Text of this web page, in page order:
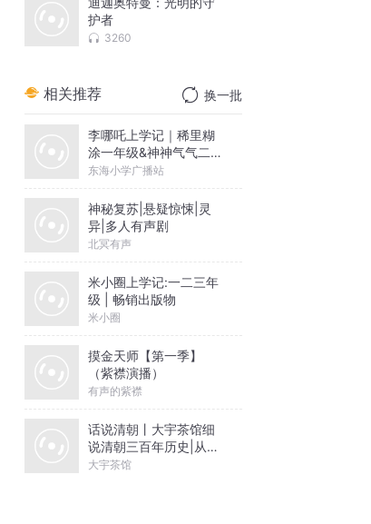
护者
3260
相关推荐 换一批
李哪吒上学记｜稀里糊
涂一年级&神神气气二年
级
东海小学广播站
神秘复苏|悬疑惊悚|灵
异|多人有声剧
北冥有声
米小圈上学记:一二三年
级 | 畅销出版物
米小圈
摸金天师【第一季】
（紫襟演播）
有声的紫襟
话说清朝丨大宇茶馆细
说清朝三百年历史|从努
尔哈赤到末代皇帝溥仪|
大宇茶馆